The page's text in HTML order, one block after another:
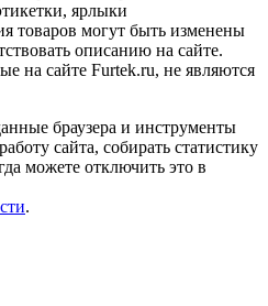
ярлыки
товаров могут быть изменены
описанию на сайте.
на сайте Furtek.ru, не являются
браузера и инструменты
сайта, собирать статистику
можете отключить это в
.